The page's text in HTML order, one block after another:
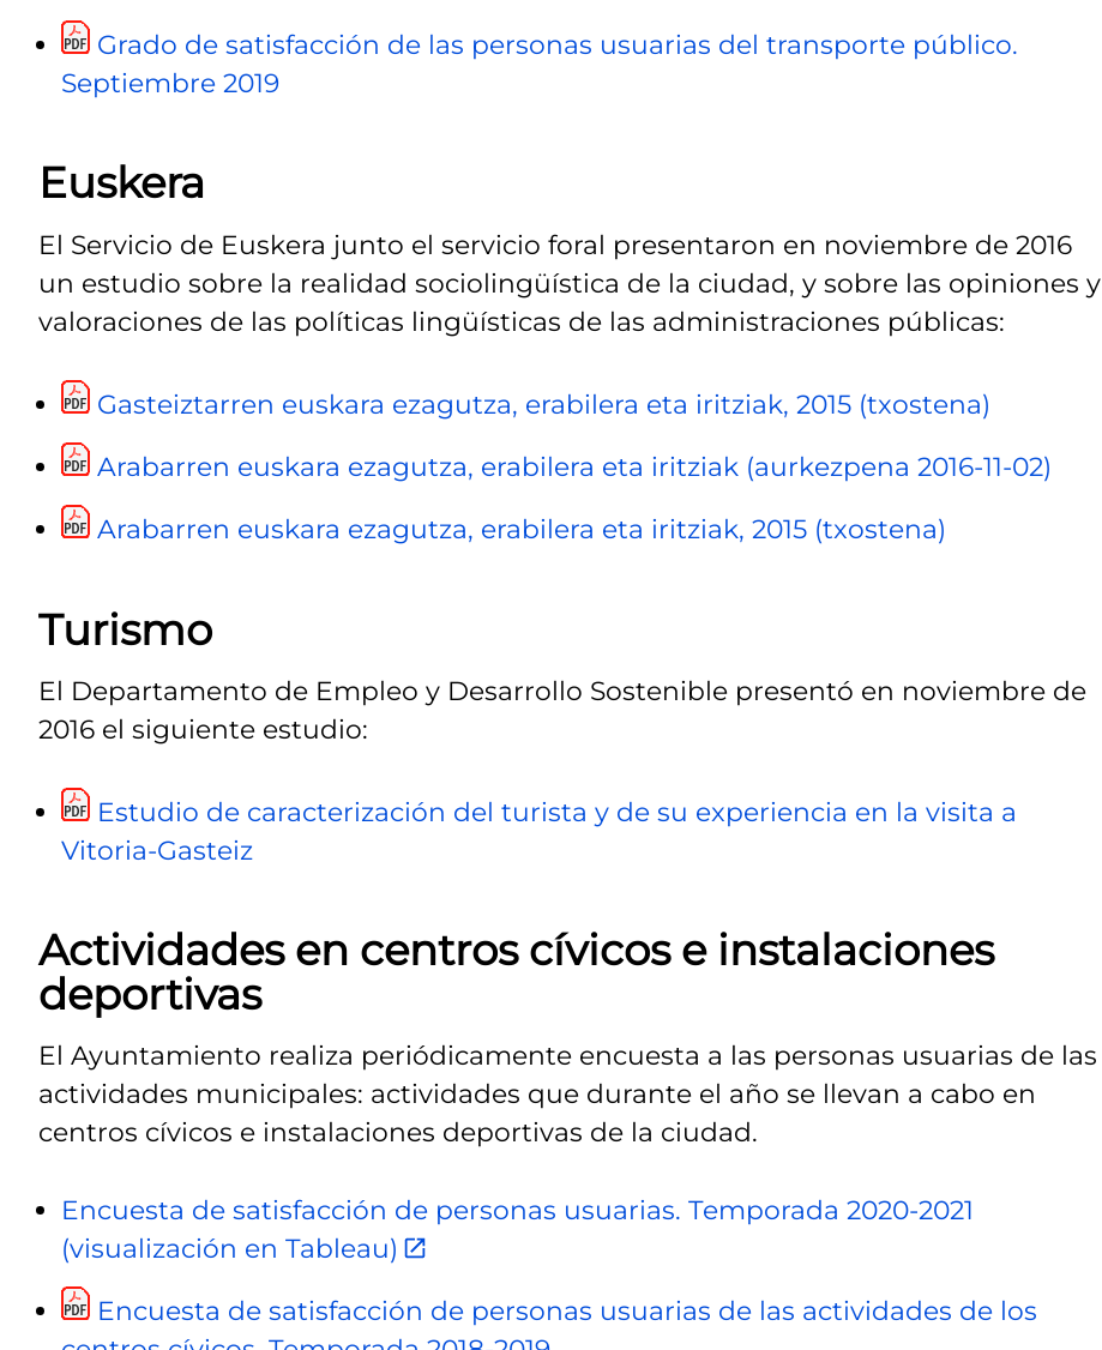
Grado de satisfacción de las personas usuarias del transporte público.
Septiembre 2019
Euskera
El Servicio de Euskera junto el servicio foral presentaron en noviembre de 2016
un estudio sobre la realidad sociolingüística de la ciudad, y sobre las opiniones y
valoraciones de las políticas lingüísticas de las administraciones públicas:
Gasteiztarren euskara ezagutza, erabilera eta iritziak, 2015 (txostena)
Arabarren euskara ezagutza, erabilera eta iritziak (aurkezpena 2016-11-02)
Arabarren euskara ezagutza, erabilera eta iritziak, 2015 (txostena)
Turismo
El Departamento de Empleo y Desarrollo Sostenible presentó en noviembre de
2016 el siguiente estudio:
Estudio de caracterización del turista y de su experiencia en la visita a
Vitoria-Gasteiz
Actividades en centros cívicos e instalaciones
deportivas
El Ayuntamiento realiza periódicamente encuesta a las personas usuarias de las
actividades municipales: actividades que durante el año se llevan a cabo en
centros cívicos e instalaciones deportivas de la ciudad.
Encuesta de satisfacción de personas usuarias. Temporada 2020-2021
(visualización en Tableau)
Encuesta de satisfacción de personas usuarias de las actividades de los